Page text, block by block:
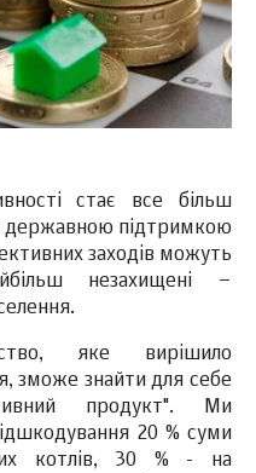
стає все більш
державною підтримкою
заходів можуть
незахищені –
яке вирішило
зможе знайти для себе
продукт". Ми
20 % суми
котлів, 30 % - на